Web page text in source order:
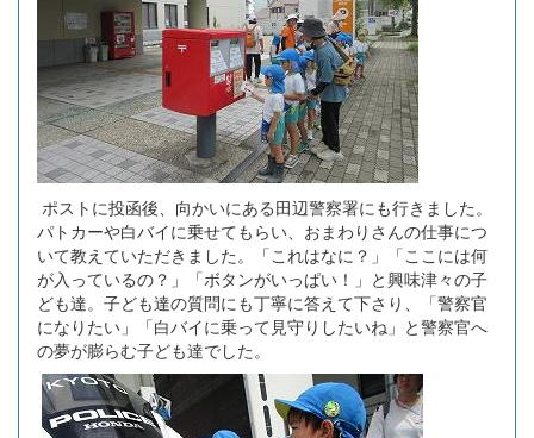
ポストに投函後、向かいにある田辺警察署にも行きました。
パトカーや白バイに乗せてもらい、おまわりさんの仕事につ
いて教えていただきました。「これはなに？」「ここには何
が入っているの？」「ボタンがいっぱい！」と興味津々の子
ども達。子ども達の質問にも丁寧に答えて下さり、「警察官
になりたい」「白バイに乗って見守りしたいね」と警察官へ
の夢が膨らむ子ども達でした。